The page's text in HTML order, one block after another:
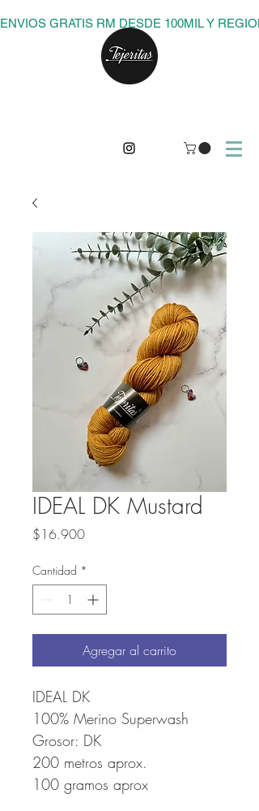
ENVIOS GRATIS RM DESDE 100MIL Y
IDEAL DK Mustard
$16.900Precio
Cantidad *
Agregar al carrito
IDEAL DK
100% Merino Superwash
Grosor: DK
200 metros aprox.
100 gramos aprox